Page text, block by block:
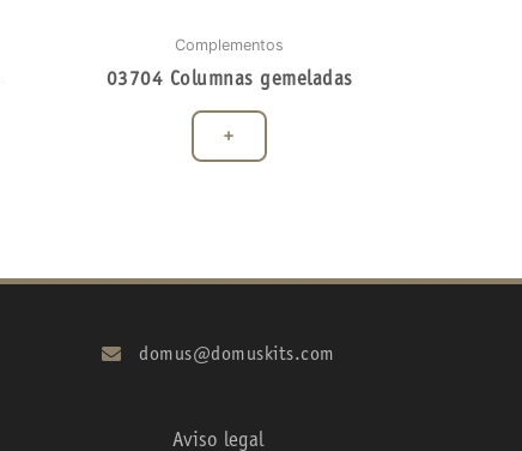
Complementos
03704 Columnas gemeladas
+
domus@domuskits.com
Aviso legal